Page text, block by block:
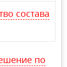
состава
по